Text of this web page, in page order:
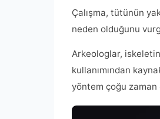
Çalışma, tütünün
neden olduğunu
Arkeologlar,
kullanımından
yöntem çoğu zaman